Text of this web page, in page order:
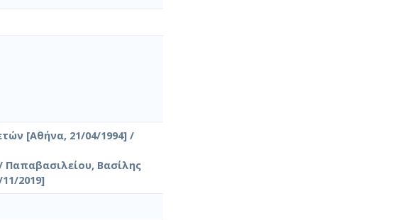
[Αθήνα, 21/04/1994] /
Παπαβασιλείου, Βασίλης
2019]